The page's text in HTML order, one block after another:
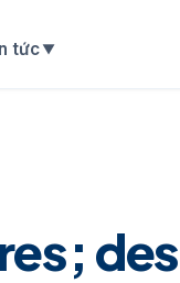
tức▼